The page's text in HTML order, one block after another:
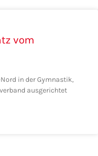
vom
in der Gymnastik,
ausgerichtet